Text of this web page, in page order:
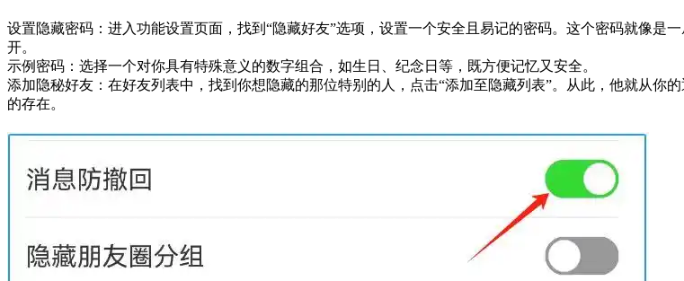
设置隐藏密码：进入功能设置页面，找到“隐藏好友”选项，设置一个安全且易记的密码。这个密码就像是
开。
示例密码：选择一个对你具有特殊意义的数字组合，如生日、纪念日等，既方便记忆又安全。
添加隐秘好友：在好友列表中，找到你想隐藏的那位特别的人，点击“添加至隐藏列表”。从此，他就从你
的存在。